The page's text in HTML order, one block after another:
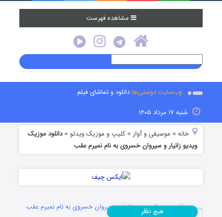
مشاهده فهرست
وب‌سایت دوستی‌هادانلود و تماشای فیلم
شنبه ۱۷ مرداد ۱۴۰۵
خانه » موسیقی و آواز »کلیپ و موزیک ویدئو »دانلود موزیک
ویدیو زانیار و سیروان خسروی به نام نمیرم عقب
دانلود موزیک ویدیو زانیار و سیروان خسروی به نام نمیرم عقب
هیچ نظر